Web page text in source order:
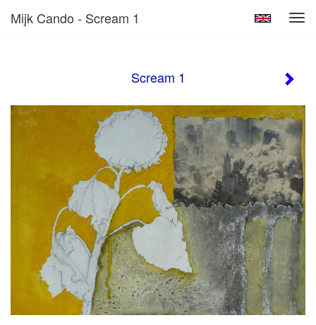
Mijk Cando - Scream 1
Scream 1